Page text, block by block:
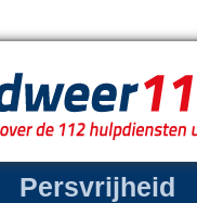
Persvrijheid